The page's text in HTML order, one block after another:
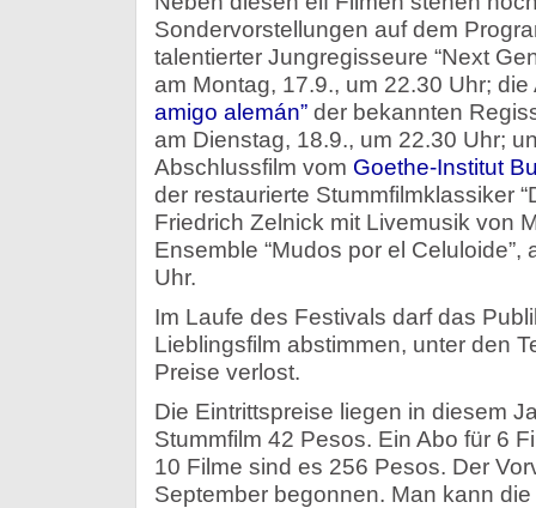
Sondervorstellungen auf dem
talentierter Jungregisseure “Next
am Montag, 17.9., um 22.30 Uhr;
amigo alemán”der bekannten
am Dienstag, 18.9., um 22.30 Uhr;
Abschlussfilm vom Goethe-Institut
der restaurierte Stummfilmklassiker
Friedrich Zelnick mit Livemusik von
Ensemble “Mudos por el Celuloide”,
Uhr.
Im Laufe des Festivals darf das
Lieblingsfilm abstimmen, unter den
Preise verlost.
Die Eintrittspreise liegen in diesem
Stummfilm 42 Pesos. Ein Abo für 6
10 Filme sind es 256 Pesos. Der
September begonnen. Man kann